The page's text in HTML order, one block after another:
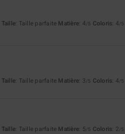
Taille: Taille parfaite Matière: 4/5 Coloris: 4/5
Taille: Taille parfaite Matière: 3/5 Coloris: 4/5
Taille: Taille parfaite Matière: 5/5 Coloris: 2/5